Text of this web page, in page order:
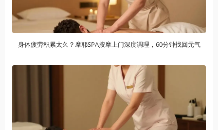
身体疲劳积累太久？摩耶SPA按摩上门深度调理，60分钟找回元气